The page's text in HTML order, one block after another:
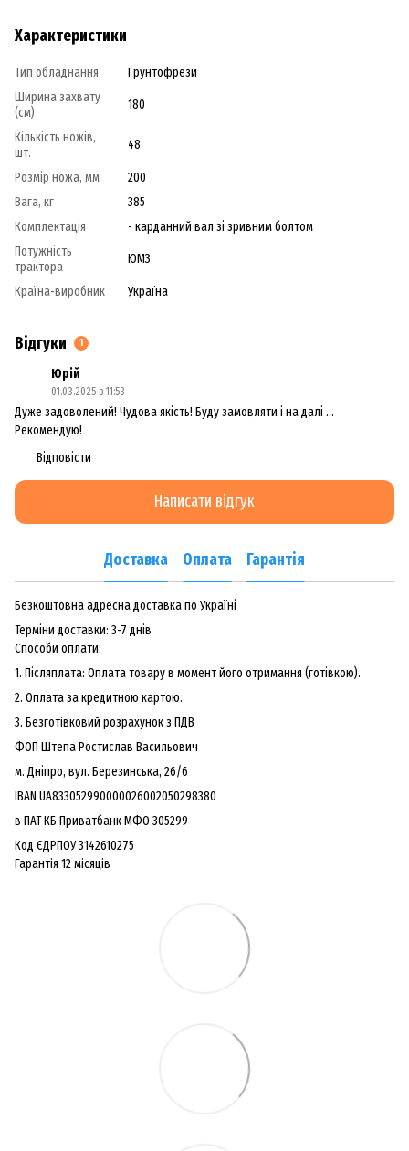
Характеристики
Тип обладнання
Грунтофрези
Ширина захвату
(см)
180
Кількість ножів,
шт.
48
Розмір ножа, мм
200
Вага, кг
385
Комплектація
- карданний вал зі зривним болтом
Потужність
трактора
ЮМЗ
Країна-виробник Україна
Відгуки 1
Юрій
01.03.2025 в 11:53
Дуже задоволений! Чудова якість! Буду замовляти і на далі ...
Рекомендую!
Відповісти
Написати відгук
Доставка Оплата Гарантія
Безкоштовна адресна доставка по Україні
Терміни доставки: 3-7 днів
Способи оплати:
1. Післяплата: Оплата товару в момент його отримання (готівкою).
2. Оплата за кредитною картою.
3. Безготiвковий розрахунок з ПДВ
ФОП Штепа Ростислав Васильович
м. Дніпро, вул. Березинська, 26/6
IBAN UA833052990000026002050298380
в ПАТ КБ Приватбанк МФО 305299
Код ЄДРПОУ 3142610275
Гарантiя 12 мiсяцiв